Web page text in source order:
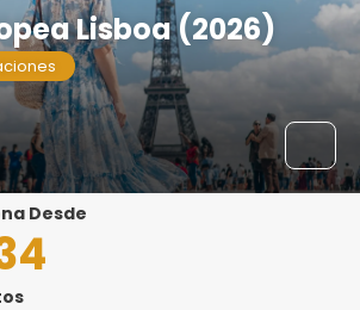
Lisboa (2026)
Desde